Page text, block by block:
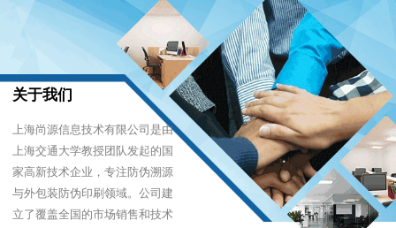
关于我们
上海尚源信息技术有限公司是由
上海交通大学教授团队发起的国
家高新技术企业，专注防伪溯源
与外包装防伪印刷领域。公司建
立了覆盖全国的市场销售和技术